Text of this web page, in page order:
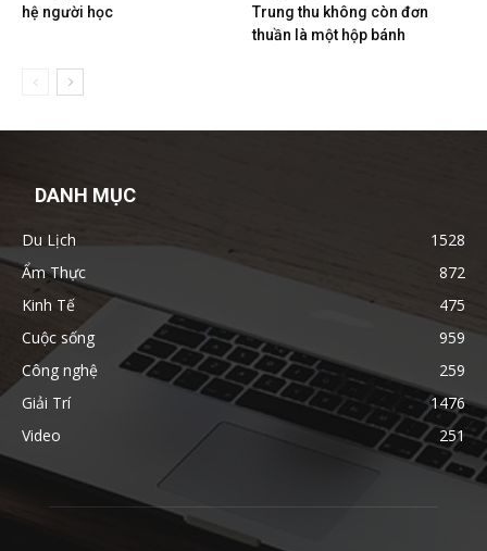
hệ người học
Trung thu không còn đơn
thuần là một hộp bánh
DANH MỤC
Du Lịch
1528
Ẩm Thực
872
Kinh Tế
475
Cuộc sống
959
Công nghệ
259
Giải Trí
1476
Video
251